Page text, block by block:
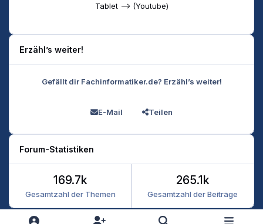
Tablet --> (Youtube)
Erzähl’s weiter!
Gefällt dir Fachinformatiker.de? Erzähl’s weiter!
E-Mail Teilen
Forum-Statistiken
Gesamtzahl der Themen
169.7k
Gesamtzahl der Beiträge
265.1k